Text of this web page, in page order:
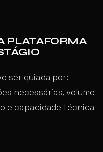
PLATAFORMA
ser guiada por:
necessárias, volume
e capacidade técnica